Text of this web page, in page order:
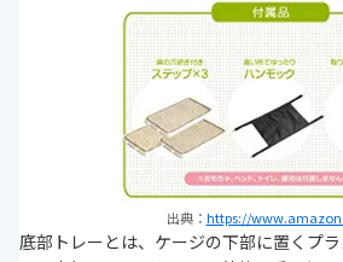
出典： https://
底部トレーとは、ケージの下部に置くプ